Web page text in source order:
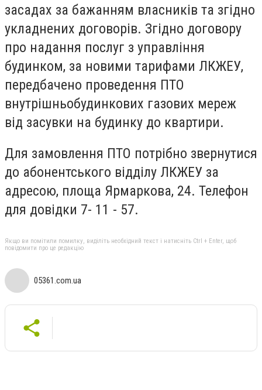
засадах за бажанням власників та згідно
укладнених договорів. Згідно договору
про надання послуг з управління
будинком, за новими тарифами ЛКЖЕУ,
передбачено проведення ПТО
внутрішньобудинкових газових мереж
від засувки на будинку до квартири.
Для замовлення ПТО потрібно звернутися
до абонентського відділу ЛКЖЕУ за
адресою, площа Ярмаркова, 24. Телефон
для довідки 7- 11 - 57.
Якщо ви помітили помилку, виділіть необхідний текст і натисніть Ctrl + Enter, щоб
повідомити про це редакцію
05361.com.ua